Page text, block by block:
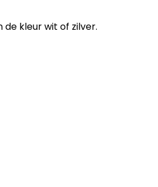
de kleur wit of zilver.